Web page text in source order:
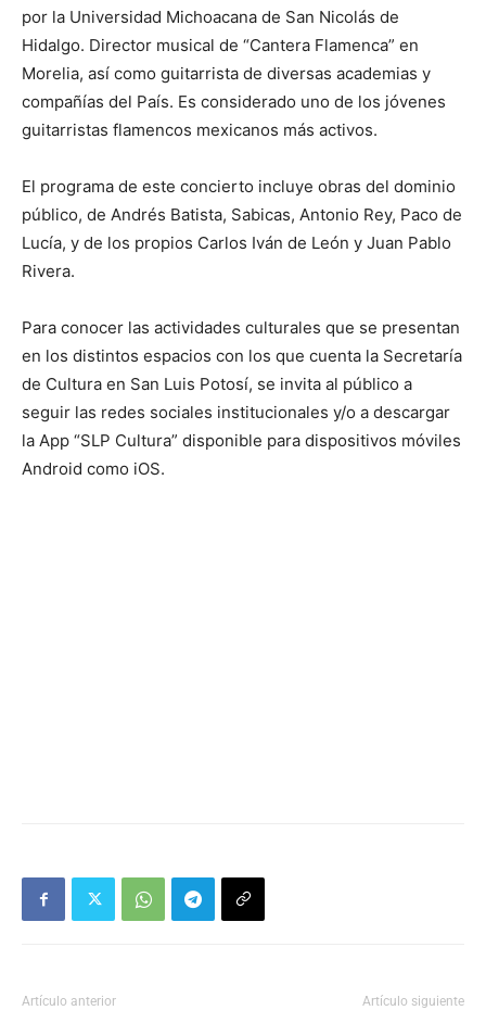
por la Universidad Michoacana de San Nicolás de
Hidalgo. Director musical de “Cantera Flamenca” en
Morelia, así como guitarrista de diversas academias y
compañías del País. Es considerado uno de los jóvenes
guitarristas flamencos mexicanos más activos.
El programa de este concierto incluye obras del dominio
público, de Andrés Batista, Sabicas, Antonio Rey, Paco de
Lucía, y de los propios Carlos Iván de León y Juan Pablo
Rivera.
Para conocer las actividades culturales que se presentan
en los distintos espacios con los que cuenta la Secretaría
de Cultura en San Luis Potosí, se invita al público a
seguir las redes sociales institucionales y/o a descargar
la App “SLP Cultura” disponible para dispositivos móviles
Android como iOS.
Artículo anterior Artículo siguiente